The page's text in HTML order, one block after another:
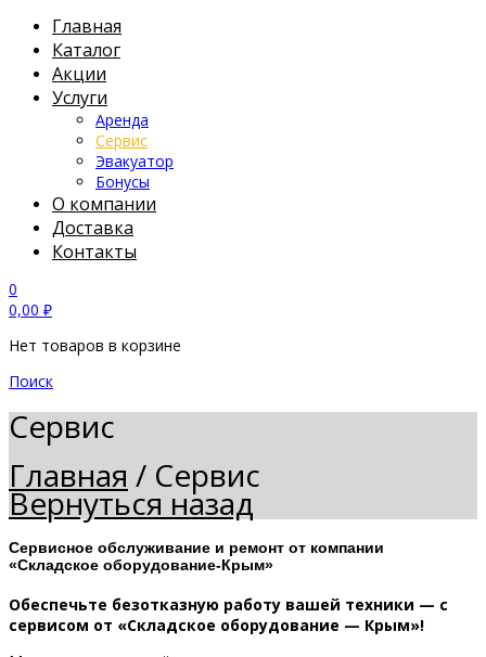
Главная
Каталог
Акции
Услуги
Аренда
Сервис
Эвакуатор
Бонусы
О компании
Доставка
Контакты
0
0,00 ₽
Нет товаров в корзине
Поиск
Сервис
Главная / Сервис
Вернуться назад
Сервисное обслуживание и ремонт от компании
«Складское оборудование-Крым»
Обеспечьте безотказную работу вашей техники — с
сервисом от «Складское оборудование — Крым»!